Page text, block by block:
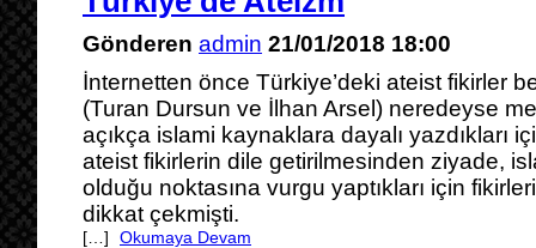
Gönderen admin 21/01/2018 18:00
İnternetten önce Türkiye’deki ateist fikirler
(Turan Dursun ve İlhan Arsel) neredeyse
açıkça islami kaynaklara dayalı yazdıkları
ateist fikirlerin dile getirilmesinden ziyade,
olduğu noktasına vurgu yaptıkları için
dikkat çekmişti.
[…]Okumaya Devam